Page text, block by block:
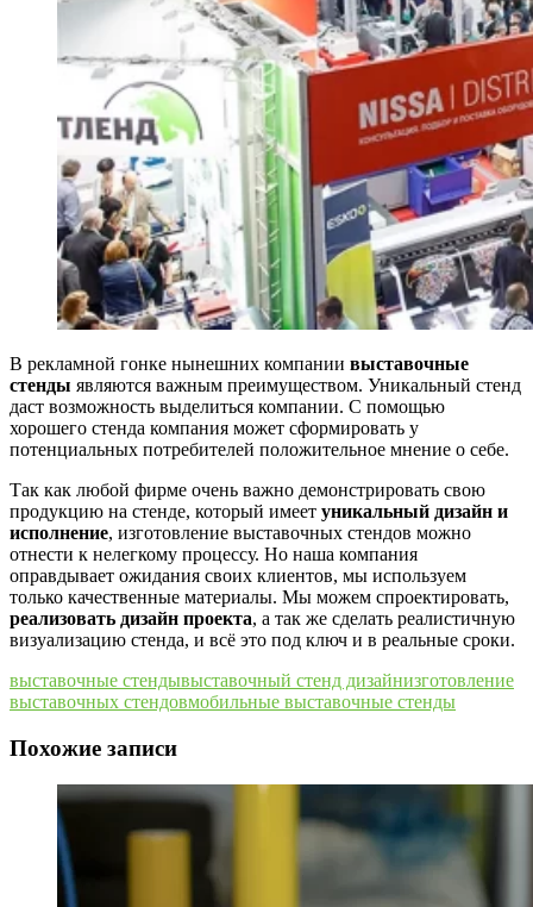
В рекламной гонке нынешних компании выставочные
стенды являются важным преимуществом. Уникальный стенд
даст возможность выделиться компании. С помощью
хорошего стенда компания может сформировать у
потенциальных потребителей положительное мнение о себе.
Так как любой фирме очень важно демонстрировать свою
продукцию на стенде, который имеет уникальный дизайн и
исполнение, изготовление выставочных стендов можно
отнести к нелегкому процессу. Но наша компания
оправдывает ожидания своих клиентов, мы используем
только качественные материалы. Мы можем спроектировать,
реализовать дизайн проекта, а так же сделать реалистичную
визуализацию стенда, и всё это под ключ и в реальные сроки.
выставочные стендывыставочный стенд дизайнизготовление
выставочных стендовмобильные выставочные стенды
Похожие записи